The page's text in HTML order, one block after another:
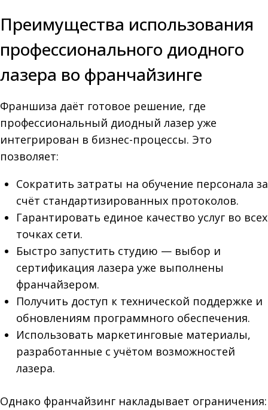
Преимущества использования
профессионального диодного
лазера во франчайзинге
Франшиза даёт готовое решение, где
профессиональный диодный лазер уже
интегрирован в бизнес-процессы. Это
позволяет:
Сократить затраты на обучение персонала за
счёт стандартизированных протоколов.
Гарантировать единое качество услуг во всех
точках сети.
Быстро запустить студию — выбор и
сертификация лазера уже выполнены
франчайзером.
Получить доступ к технической поддержке и
обновлениям программного обеспечения.
Использовать маркетинговые материалы,
разработанные с учётом возможностей
лазера.
Однако франчайзинг накладывает ограничения: